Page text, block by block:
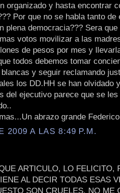
organizado y hasta encontrar
Por que no se habla tanto de
plena democracia??? Sera que
votos movilizar a las
de pesos por mes y
todos debemos tomar
y seguir reclamando
los DD.HH se han olvidado
del ejecutivo parece que se
abrazo grande Federico
2009 A LAS 8:49 P.M.
ARTICULO, LO FELICITO,
AL DECIR TODAS ESAS
SON CRUELES, NO ME